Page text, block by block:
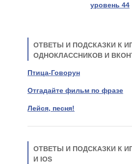
уровень 44
ОТВЕТЫ И ПОДСКАЗКИ К
ОДНОКЛАССНИКОВ И
Птица-Говорун
Отгадайте фильм по фразе
Лейся, песня!
ОТВЕТЫ И ПОДСКАЗКИ К
И IOS